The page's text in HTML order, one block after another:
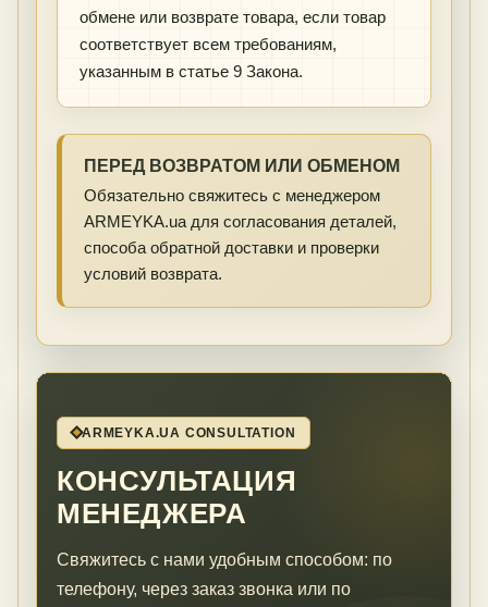
обмене или возврате товара, если товар
соответствует всем требованиям,
указанным в статье 9 Закона.
ПЕРЕД ВОЗВРАТОМ ИЛИ ОБМЕНОМ
Обязательно свяжитесь с менеджером
ARMEYKA.ua для согласования деталей,
способа обратной доставки и проверки
условий возврата.
ARMEYKA.UA CONSULTATION
КОНСУЛЬТАЦИЯ
МЕНЕДЖЕРА
Свяжитесь с нами удобным способом: по
телефону, через заказ звонка или по